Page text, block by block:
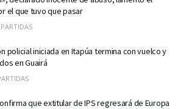
el que tuvo que pasar
policial iniciada en Itapúa termina con vuelco y
en Guairá
que extitular de IPS regresará de Europa